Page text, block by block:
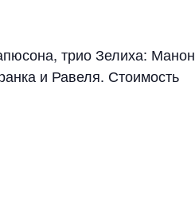
трио Зелиха: Манон
и Равеля. Стоимость